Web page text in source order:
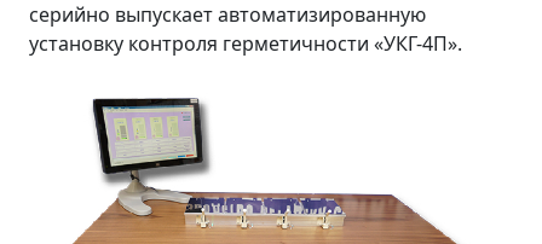
серийно выпускает автоматизированную
установку контроля герметичности «УКГ-4П».